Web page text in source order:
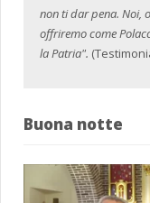
non ti dar pena. Noi,
offriremo come
la Patria".
Buona notte